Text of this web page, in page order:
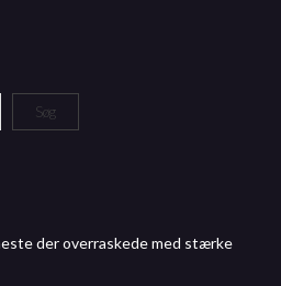
Søg
der overraskede med stærke